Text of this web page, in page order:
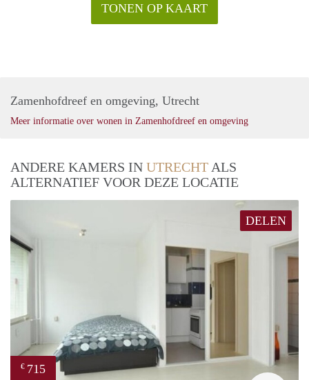
TONEN OP KAART
Zamenhofdreef en omgeving, Utrecht
Meer informatie over wonen in Zamenhofdreef en omgeving
ANDERE KAMERS IN UTRECHT ALS
ALTERNATIEF VOOR DEZE LOCATIE
DELEN
€ 715